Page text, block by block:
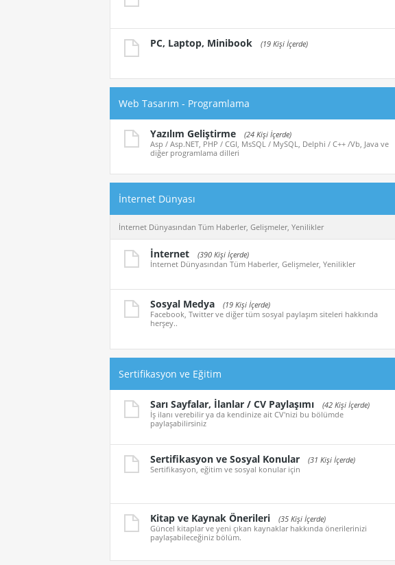
PC, Laptop, Minibook (19 Kişi İçerde)
Web Tasarım - Programlama
Yazılım Geliştirme
(24 Kişi İçerde)
Asp / Asp.NET, PHP / CGI, MsSQL / MySQL, Delphi / C++ /Vb, Java ve
diğer programlama dilleri
İnternet Dünyası
İnternet Dünyasından Tüm Haberler, Gelişmeler, Yenilikler
İnternet
(390 Kişi İçerde)
İnternet Dünyasından Tüm Haberler, Gelişmeler, Yenilikler
Sosyal Medya
(19 Kişi İçerde)
Facebook, Twitter ve diğer tüm sosyal paylaşım siteleri hakkında
herşey..
Sertifikasyon ve Eğitim
Sarı Sayfalar, İlanlar / CV Paylaşımı
(42 Kişi İçerde)
İş ilanı verebilir ya da kendinize ait CV'nizi bu bölümde
paylaşabilirsiniz
Sertifikasyon ve Sosyal Konular
(31 Kişi İçerde)
Sertifikasyon, eğitim ve sosyal konular için
Kitap ve Kaynak Önerileri
(35 Kişi İçerde)
Güncel kitaplar ve yeni çıkan kaynaklar hakkında önerilerinizi
paylaşabileceğiniz bölüm.